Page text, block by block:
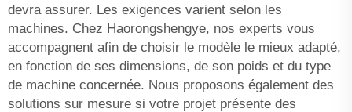
devra assurer. Les exigences varient selon les
machines. Chez Haorongshengye, nos experts vous
accompagnent afin de choisir le modèle le mieux adapté,
en fonction de ses dimensions, de son poids et du type
de machine concernée. Nous proposons également des
solutions sur mesure si votre projet présente des